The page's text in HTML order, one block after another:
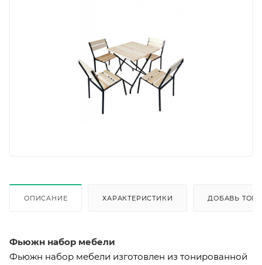
ОПИСАНИЕ ХАРАКТЕРИСТИКИ ДОБАВЬ
Фьюжн набор мебели
Фьюжн набор мебели изготовлен из тонированной